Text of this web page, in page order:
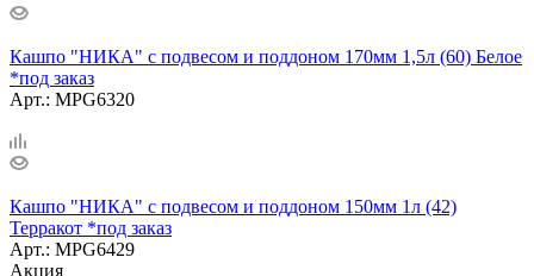
Кашпо "НИКА" с подвесом и поддоном 170мм 1,5л (60) Белое
*под заказ
Арт.: MPG6320
Кашпо "НИКА" с подвесом и поддоном 150мм 1л (42)
Терракот *под заказ
Арт.: MPG6429
Акция